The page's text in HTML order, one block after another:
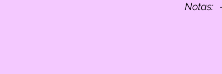
Notas: